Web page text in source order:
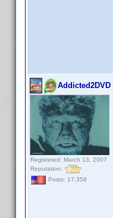
Addicted2DVD
Registered: March 13, 2007
Reputation:
Posts: 17,358